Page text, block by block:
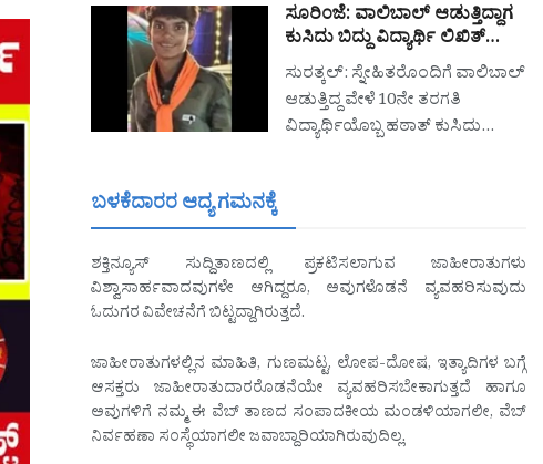
ಸೂರಿಂಜೆ: ವಾಲಿಬಾಲ್ ಆಡುತ್ತಿದ್ದಾಗ
ಕುಸಿದು ಬಿದ್ದು ವಿದ್ಯಾರ್ಥಿ ಲಿಖಿತ್…
ಸುರತ್ಕಲ್: ಸ್ನೇಹಿತರೊಂದಿಗೆ ವಾಲಿಬಾಲ್
ಆಡುತ್ತಿದ್ದ ವೇಳೆ 10ನೇ ತರಗತಿ
ವಿದ್ಯಾರ್ಥಿಯೊಬ್ಬ ಹಠಾತ್ ಕುಸಿದು…
ಬಳಕೆದಾರರ ಆದ್ಯ ಗಮನಕ್ಕೆ
ಶಕ್ತಿನ್ಯೂಸ್ ಸುದ್ದಿತಾಣದಲ್ಲಿ ಪ್ರಕಟಿಸಲಾಗುವ ಜಾಹೀರಾತುಗಳು
ವಿಶ್ವಾಸಾರ್ಹವಾದವುಗಳೇ ಆಗಿದ್ದರೂ, ಅವುಗಳೊಡನೆ ವ್ಯವಹರಿಸುವುದು
ಓದುಗರ ವಿವೇಚನೆಗೆ ಬಿಟ್ಟದ್ದಾಗಿರುತ್ತದೆ.
ಜಾಹೀರಾತುಗಳಲ್ಲಿನ ಮಾಹಿತಿ, ಗುಣಮಟ್ಟ, ಲೋಪ-ದೋಷ, ಇತ್ಯಾದಿಗಳ ಬಗ್ಗೆ
ಆಸಕ್ತರು ಜಾಹೀರಾತುದಾರರೊಡನೆಯೇ ವ್ಯವಹರಿಸಬೇಕಾಗುತ್ತದೆ ಹಾಗೂ
ಅವುಗಳಿಗೆ ನಮ್ಮ ಈ ವೆಬ್ ತಾಣದ ಸಂಪಾದಕೀಯ ಮಂಡಳಿಯಾಗಲೀ, ವೆಬ್
ನಿರ್ವಹಣಾ ಸಂಸ್ಥೆಯಾಗಲೀ ಜವಾಬ್ದಾರಿಯಾಗಿರುವುದಿಲ್ಲ.